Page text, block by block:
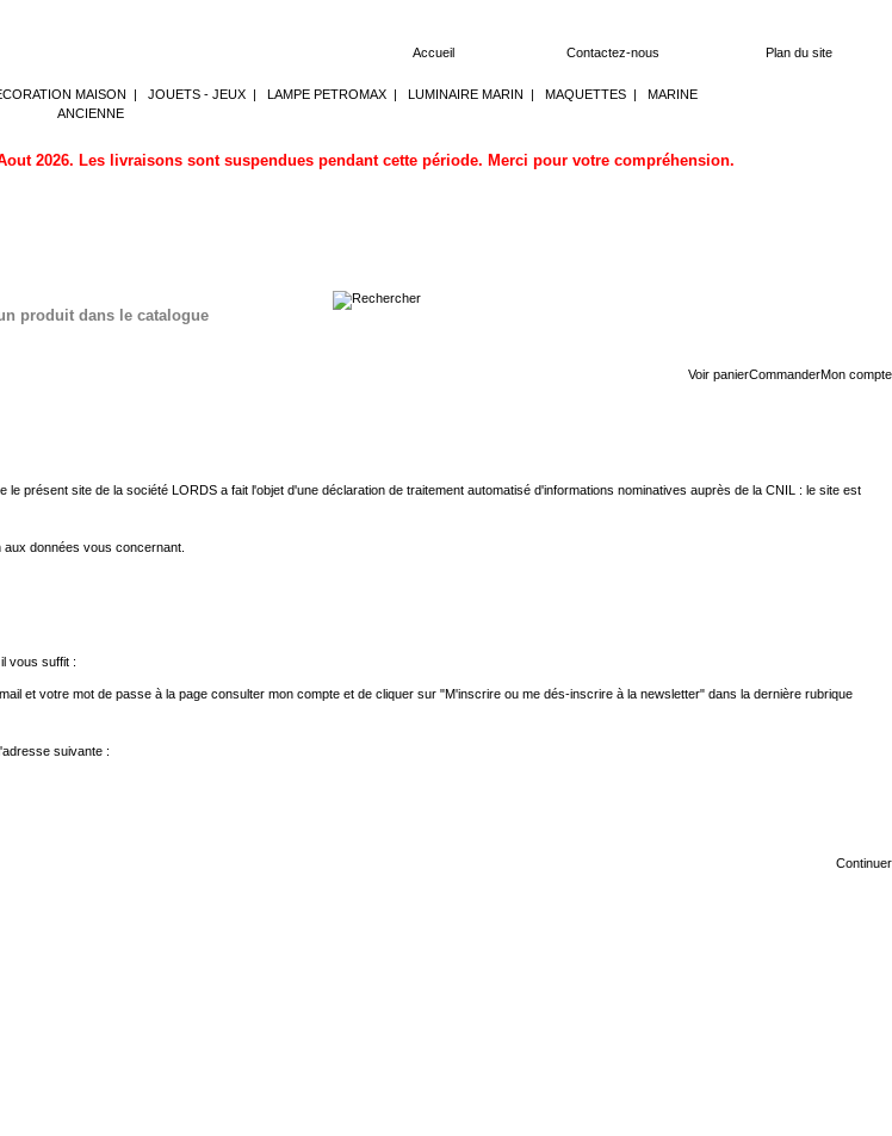
Accueil Contactez-nous Plan du site
MAISON | JOUETS - JEUX | LAMPE PETROMAX | LUMINAIRE MARIN | MAQUETTES | MARINE
ANCIENNE
2026. Les livraisons sont suspendues pendant cette période. Merci pour votre compréhension.
produit dans le catalogue
Voir panierCommanderMon compte
le présent site de la société LORDS a fait l'objet d'une déclaration de traitement automatisé d'informations nominatives auprès de la CNIL : le site est
aux données vous concernant.
vous suffit :
et votre mot de passe à la page consulter mon compte et de cliquer sur "M'inscrire ou me dés-inscrire à la newsletter" dans la dernière rubrique
suivante :
Continuer